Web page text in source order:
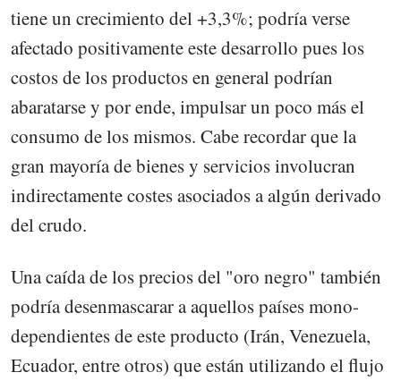
tiene un crecimiento del +3,3%; podría verse
afectado positivamente este desarrollo pues los
costos de los productos en general podrían
abaratarse y por ende, impulsar un poco más el
consumo de los mismos. Cabe recordar que la
gran mayoría de bienes y servicios involucran
indirectamente costes asociados a algún derivado
del crudo.
Una caída de los precios del "oro negro" también
podría desenmascarar a aquellos países mono-
dependientes de este producto (Irán, Venezuela,
Ecuador, entre otros) que están utilizando el flujo